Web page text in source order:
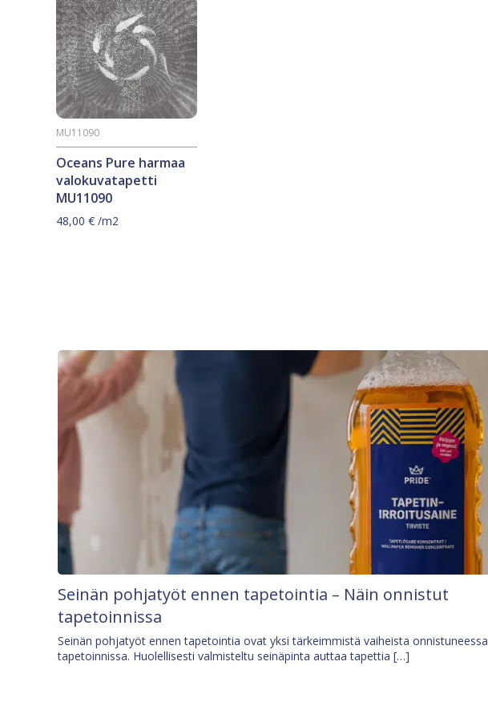
Oceans Pure harmaa
valokuvatapetti
MU11090
MU11090
48,00 € /m2
Seinän pohjatyöt ennen tapetointia – Näin onnistut
tapetoinnissa
Seinän pohjatyöt ennen tapetointia ovat yksi tärkeimmistä vaiheista onnistuneessa
tapetoinnissa. Huolellisesti valmisteltu seinäpinta auttaa tapettia […]